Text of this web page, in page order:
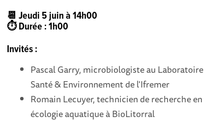
📆 Jeudi 5 juin à 14h00
⏱️ Durée : 1h00
Invités :
Pascal Garry, microbiologiste au Laboratoire
Santé & Environnement de l'Ifremer
Romain Lecuyer, technicien de recherche en
écologie aquatique à BioLitorral